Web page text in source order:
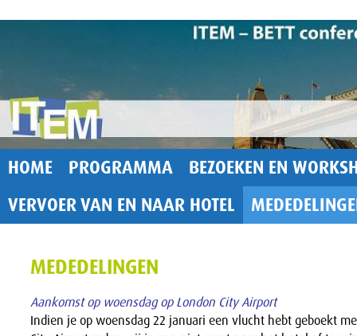
HOME PROGRAMMA
BEZOEKEN EN
VERVOER VAN EN NAAR HOTEL
MEDEDELINGEN
Aankomst op woensdag op London City Airport
Indien je op woensdag 22 januari een vlucht hebt geboekt